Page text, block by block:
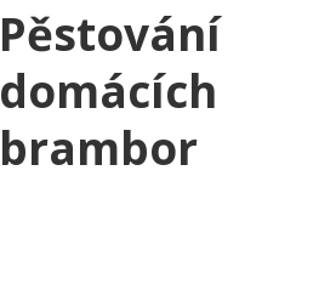
Pěstování
domácích
brambor